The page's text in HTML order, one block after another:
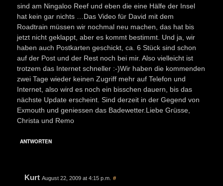
sind am Ningaloo Reef und eben die eine Hälfe der Insel
hat kein gar nichts …Das Video für David mit dem
Roadtrain müssen wir nochmal neu machen, das hat bis
jetzt nicht geklappt, aber es kommt bestimmt. Und ja, wir
haben auch Postkarten geschickt, ca. 6 Stück sind schon
auf der Post und der Rest noch bei mir. Also vielleicht ist
trotzem das Internet schneller :-)Wir haben die kommenden
zwei Tage wieder keinen Zugriff mehr auf Telefon und
Internet, also wird es noch ein bisschen dauern, bis das
nächste Update erscheint. Sind derzeit in der Gegend von
Exmouth und geniessen das Badewetter.Liebe Grüsse,
Christa und Remo
ANTWORTEN
Kurt August 22, 2009 at 4:15 p.m. #